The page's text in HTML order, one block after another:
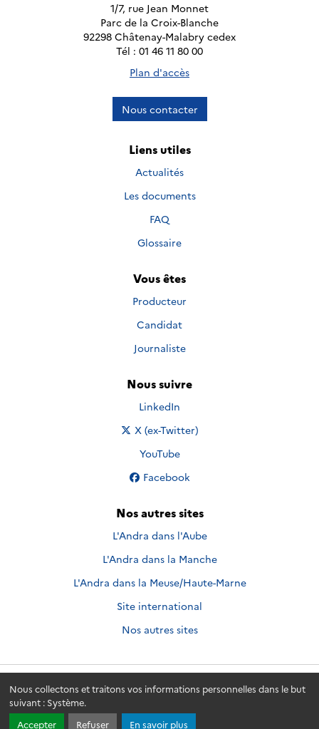
Nous collectons et traitons vos informations personnelles dans le but
suivant : Système.
Accepter
Refuser En savoir plus
1/7, rue Jean Monnet
Parc de la Croix-Blanche
92298 Châtenay-Malabry cedex
Tél : 01 46 11 80 00
Plan d'accès
Nous contacter
Liens utiles
Actualités
Les documents
FAQ
Glossaire
Vous êtes
Producteur
Candidat
Journaliste
Nous suivre
Nous suivre sur
LinkedIn
Nous suivre sur
X (ex-Twitter)
Nous suivre sur
YouTube
Nous suivre sur
Facebook
Nos autres sites
L'Andra dans l'Aube
L'Andra dans la Manche
L'Andra dans la Meuse/Haute-Marne
Site international
Nos autres sites
Andra.fr © 2026 - Andra. Tous droits réservés.